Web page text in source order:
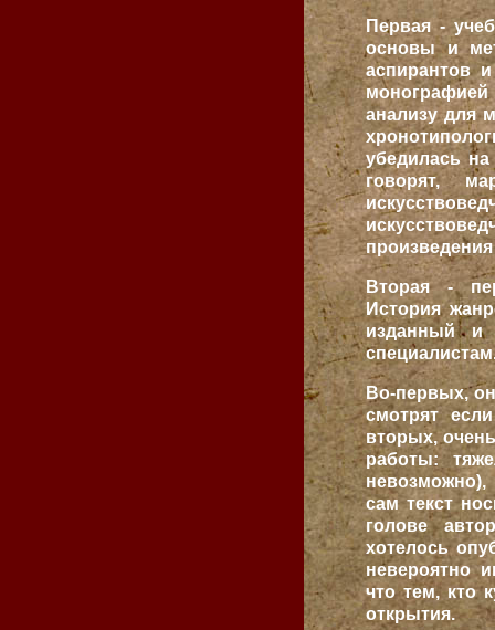
Первая -
основы и
аспирантов
анализу для
убедилась на
говорят,
Вторая -
История
изданный и
Во-первых,
смотрят
вторых,
работы:
невозможно),
сам текст
голове
хотелось
невероятно
что тем, кто
открытия.